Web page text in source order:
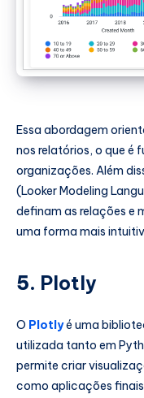
Essa abordagem
nos relatórios, o que é
organizações. Além
(Looker Modeling
definam as relações e
uma forma mais
5. Plotly
O Plotlyé uma
utilizada tanto em
permite criar
como aplicações